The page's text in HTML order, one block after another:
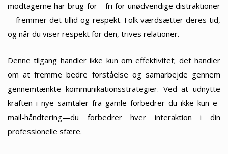
modtagerne har brug for—fri for unødvendige distraktioner
—fremmer det tillid og respekt. Folk værdsætter deres tid,
og når du viser respekt for den, trives relationer.
Denne tilgang handler ikke kun om effektivitet; det handler
om at fremme bedre forståelse og samarbejde gennem
gennemtænkte kommunikationsstrategier. Ved at udnytte
kraften i nye samtaler fra gamle forbedrer du ikke kun e-
mail-håndtering—du forbedrer hver interaktion i din
professionelle sfære.